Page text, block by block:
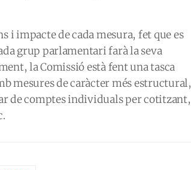
i impacte de cada mesura, fet que es
grup parlamentari farà la seva
la Comissió està fent una tasca
mesures de caràcter més estructural,
de comptes individuals per cotitzant,